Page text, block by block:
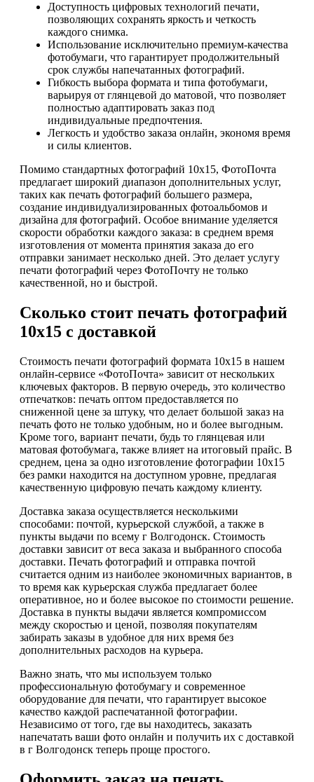
Доступность цифровых технологий печати,
позволяющих сохранять яркость и четкость
каждого снимка.
Использование исключительно премиум-качества
фотобумаги, что гарантирует продолжительный
срок службы напечатанных фотографий.
Гибкость выбора формата и типа фотобумаги,
варьируя от глянцевой до матовой, что позволяет
полностью адаптировать заказ под
индивидуальные предпочтения.
Легкость и удобство заказа онлайн, экономя время
и силы клиентов.
Помимо стандартных фотографий 10х15, ФотоПочта
предлагает широкий диапазон дополнительных услуг,
таких как печать фотографий большего размера,
создание индивидуализированных фотоальбомов и
дизайна для фотографий. Особое внимание уделяется
скорости обработки каждого заказа: в среднем время
изготовления от момента принятия заказа до его
отправки занимает несколько дней. Это делает услугу
печати фотографий через ФотоПочту не только
качественной, но и быстрой.
Сколько стоит печать фотографий
10х15 с доставкой
Стоимость печати фотографий формата 10x15 в нашем
онлайн-сервисе «ФотоПочта» зависит от нескольких
ключевых факторов. В первую очередь, это количество
отпечатков: печать оптом предоставляется по
сниженной цене за штуку, что делает большой заказ на
печать фото не только удобным, но и более выгодным.
Кроме того, вариант печати, будь то глянцевая или
матовая фотобумага, также влияет на итоговый прайс. В
среднем, цена за одно изготовление фотографии 10х15
без рамки находится на доступном уровне, предлагая
качественную цифровую печать каждому клиенту.
Доставка заказа осуществляется несколькими
способами: почтой, курьерской службой, а также в
пункты выдачи по всему г Волгодонск. Стоимость
доставки зависит от веса заказа и выбранного способа
доставки. Печать фотографий и отправка почтой
считается одним из наиболее экономичных вариантов, в
то время как курьерская служба предлагает более
оперативное, но и более высокое по стоимости решение.
Доставка в пункты выдачи является компромиссом
между скоростью и ценой, позволяя покупателям
забирать заказы в удобное для них время без
дополнительных расходов на курьера.
Важно знать, что мы используем только
профессиональную фотобумагу и современное
оборудование для печати, что гарантирует высокое
качество каждой распечатанной фотографии.
Независимо от того, где вы находитесь, заказать
напечатать ваши фото онлайн и получить их с доставкой
в г Волгодонск теперь проще простого.